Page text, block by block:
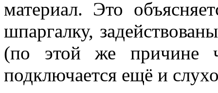
материал. Это
шпаргалку,
(по этой же причине
подключается ещё и